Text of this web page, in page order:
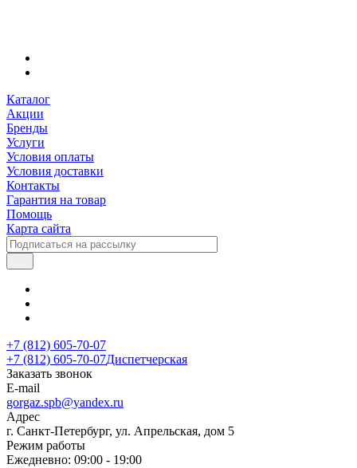
Каталог
Акции
Бренды
Услуги
Условия оплаты
Условия доставки
Контакты
Гарантия на товар
Помощь
Карта сайта
+7 (812) 605-70-07
+7 (812) 605-70-07Диспетчерская
Заказать звонок
E-mail
gorgaz.spb@yandex.ru
Адрес
г. Санкт-Петербург, ул. Апрельская, дом 5
Режим работы
Ежедневно: 09:00 - 19:00